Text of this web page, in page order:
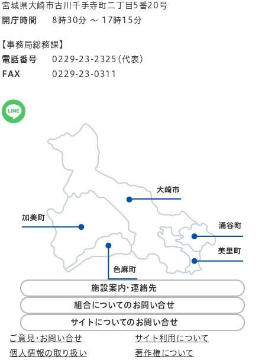
宮城県大崎市古川千手寺町二丁目5番20号
開庁時間
8時30分 ～ 17時15分
【事務局総務課】
電話番号
0229-23-2325（代表）
FAX
0229-23-0311
施設案内・連絡先
組合についてのお問い合せ
サイトについてのお問い合せ
ご意見・お問い合せ
サイト利用について
個人情報の取り扱い
著作権について